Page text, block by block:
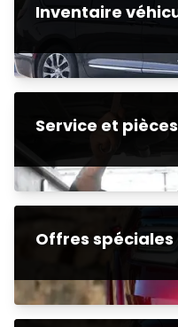
Inventaire
Service et pièces
Offres spéciales